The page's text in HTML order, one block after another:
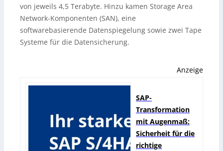
von jeweils 4,5 Terabyte. Hinzu kamen Storage Area
Network-Komponenten (SAN), eine
softwarebasierende Datenspiegelung sowie zwei Tape
Systeme für die Datensicherung.
Anzeige
SAP-
Transformation
mit Augenmaß:
Sicherheit für die
richtige